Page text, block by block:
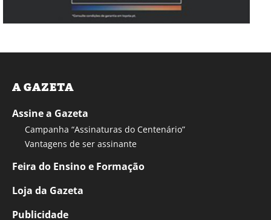
A GAZETA
Assine a Gazeta
Campanha “Assinaturas do Centenário”
Vantagens de ser assinante
Feira do Ensino e Formação
Loja da Gazeta
Publicidade